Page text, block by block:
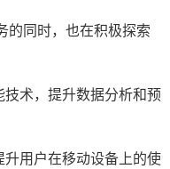
的同时，也在积极探索
技术，提升数据分析和预
升用户在移动设备上的使